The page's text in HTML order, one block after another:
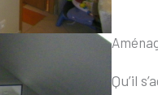
Qu’il